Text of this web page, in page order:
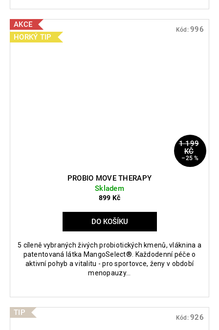
AKCE
HORKÝ TIP
1 199
KČ
–25 %
PROBIO MOVE THERAPY
Skladem
899 Kč
DO KOŠÍKU
5 cíleně vybraných živých probiotických kmenů, vláknina a
patentovaná látka MangoSelect®. Každodenní péče o
aktivní pohyb a vitalitu - pro sportovce, ženy v období
menopauzy...
Kód:996
TIP
Kód:926